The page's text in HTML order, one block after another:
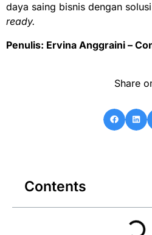
daya saing bisnis dengan
ready.
Penulis: Ervina Anggraini –
Share
Contents